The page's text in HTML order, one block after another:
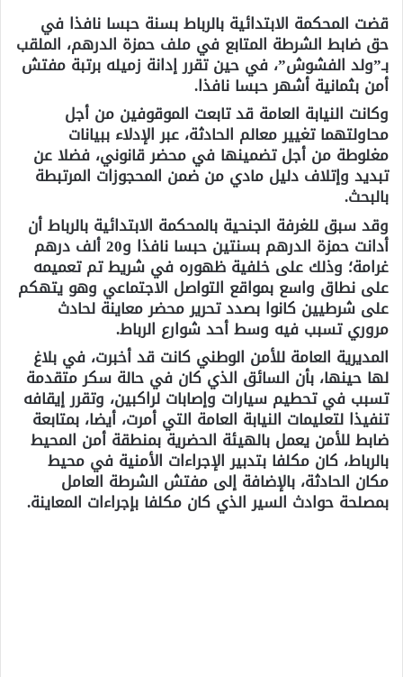
قضت المحكمة الابتدائية بالرباط بسنة حبسا نافذا في
حق ضابط الشرطة المتابع في ملف حمزة الدرهم، الملقب
بـ”ولد الفشوش”، في حين تقرر إدانة زميله برتبة مفتش
أمن بثمانية أشهر حبسا نافذا.
وكانت النيابة العامة قد تابعت الموقوفين من أجل
محاولتهما تغيير معالم الحادثة، عبر الإدلاء ببيانات
مغلوطة من أجل تضمينها في محضر قانوني، فضلا عن
تبديد وإتلاف دليل مادي من ضمن المحجوزات المرتبطة
بالبحث.
وقد سبق للغرفة الجنحية بالمحكمة الابتدائية بالرباط أن
أدانت حمزة الدرهم بسنتين حبسا نافذا و20 ألف درهم
غرامة؛ وذلك على خلفية ظهوره في شريط تم تعميمه
على نطاق واسع بمواقع التواصل الاجتماعي وهو يتهكم
على شرطيين كانوا بصدد تحرير محضر معاينة لحادث
مروري تسبب فيه وسط أحد شوارع الرباط.
المديرية العامة للأمن الوطني كانت قد أخبرت، في بلاغ
لها حينها، بأن السائق الذي كان في حالة سكر متقدمة
تسبب في تحطيم سيارات وإصابات لراكبين، وتقرر إيقافه
تنفيذا لتعليمات النيابة العامة التي أمرت، أيضا، بمتابعة
ضابط للأمن يعمل بالهيئة الحضرية بمنطقة أمن المحيط
بالرباط، كان مكلفا بتدبير الإجراءات الأمنية في محيط
مكان الحادثة، بالإضافة إلى مفتش الشرطة العامل
بمصلحة حوادث السير الذي كان مكلفا بإجراءات المعاينة.